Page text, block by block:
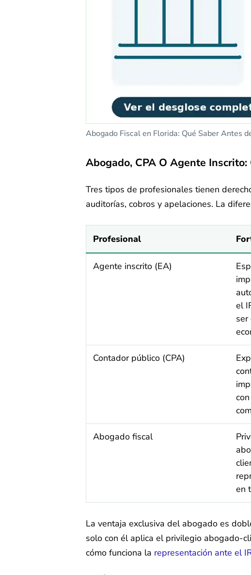
Abogado Fiscal en Florida: Qué Saber Antes
Abogado, CPA O Agente
Tres tipos de profesionales tienen
auditorías, cobros y apelaciones. La
Profesional
Agente inscrito (EA)
el
ser
Contador público (CPA)
Abogado fiscal
en
La ventaja exclusiva del abogado es
solo con él aplica el privilegio abogado-
cómo funciona la representación ante el